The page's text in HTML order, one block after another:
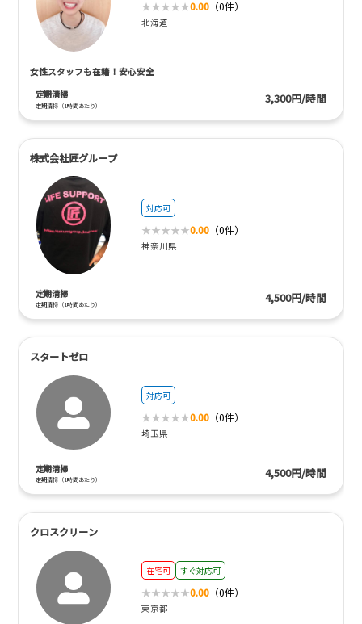
0.00 （0件）
北海道
女性スタッフも在籍！安心安全
定期清掃
定期清掃（1時間あたり） 3,300円/時間
株式会社匠グループ
対応可
0.00 （0件）
神奈川県
定期清掃
定期清掃（1時間あたり） 4,500円/時間
スタートゼロ
対応可
0.00 （0件）
埼玉県
定期清掃
定期清掃（1時間あたり） 4,500円/時間
クロスクリーン
在宅可 すぐ対応可
0.00 （0件）
東京都